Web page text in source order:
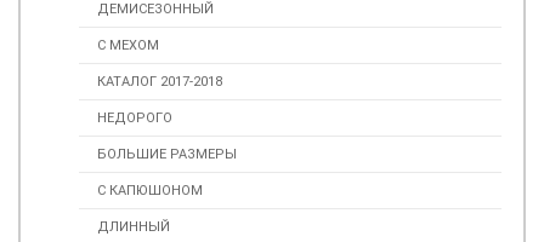
ДЕМИСЕЗОННЫЙ
С МЕХОМ
КАТАЛОГ 2017-2018
НЕДОРОГО
БОЛЬШИЕ РАЗМЕРЫ
С КАПЮШОНОМ
ДЛИННЫЙ